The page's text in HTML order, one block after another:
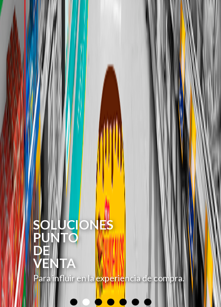
SOLUCIONES
PUNTO
DE
VENTA
Para influir en la experiencia de compra.